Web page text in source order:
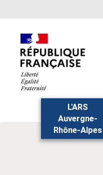
principal,
L'ARS
Auvergne-
Rhône-Alpes